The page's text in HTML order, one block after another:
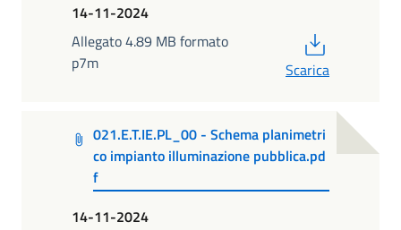
14-11-2024
Allegato 4.89 MB formato
p7m
Scarica
021.E.T.IE.PL_00 - Schema planimetri
co impianto illuminazione pubblica.pd
f
14-11-2024